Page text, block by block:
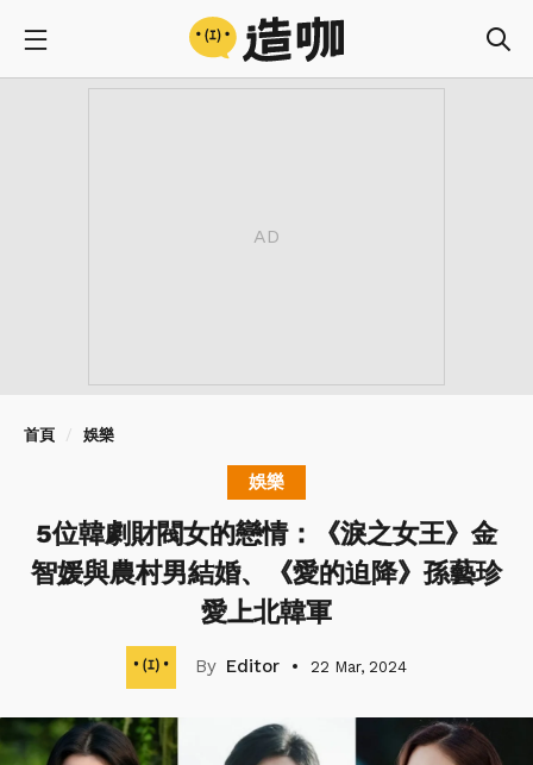
首頁 娛樂
娛樂
5位韓劇財閥女的戀情：《淚之女王》金
智媛與農村男結婚、《愛的迫降》孫藝珍
愛上北韓軍
Editor 22 Mar, 2024